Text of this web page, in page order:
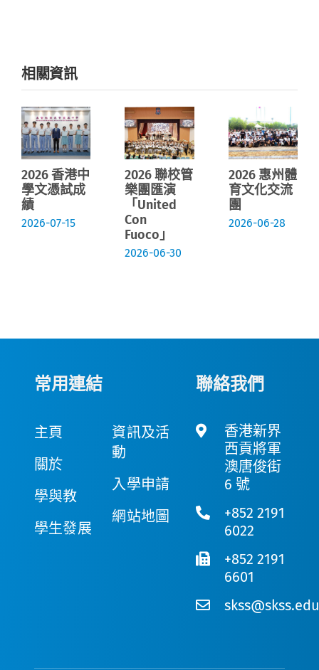
相關資訊
2026 香港中
學文憑試成
績
2026-07-15
2026 聯校管
樂團匯演
「United
Con
Fuoco」
2026-06-30
2026 惠州體
育文化交流
團
2026-06-28
常用連結
主頁
關於
學與教
學生發展
資訊及活
動
入學申請
網站地圖
聯絡我們
香港新界
西貢將軍
澳唐俊街
6 號
+852 2191
6022
+852 2191
6601